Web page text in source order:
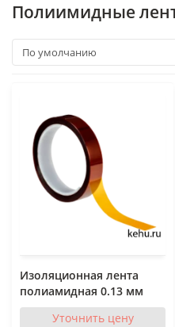
Полиимидные
Изоляционная лента
полиамидная 0.13 мм
Уточнить цену